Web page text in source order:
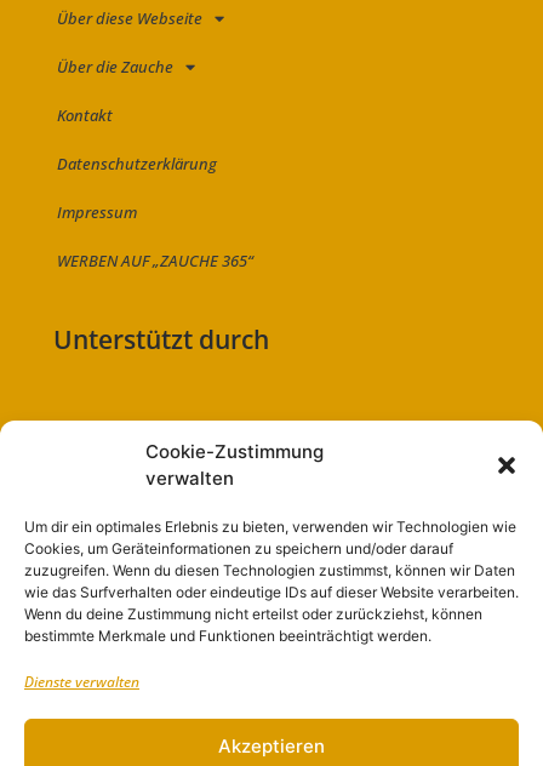
Cookie-Zustimmung
verwalten
Um dir ein optimales Erlebnis zu bieten, verwenden wir Technologien wie
Cookies, um Geräteinformationen zu speichern und/oder darauf
zuzugreifen. Wenn du diesen Technologien zustimmst, können wir Daten
wie das Surfverhalten oder eindeutige IDs auf dieser Website verarbeiten.
Wenn du deine Zustimmung nicht erteilst oder zurückziehst, können
bestimmte Merkmale und Funktionen beeinträchtigt werden.
Dienste verwalten
Akzeptieren
Über diese Webseite
Über die Zauche
Kontakt
Datenschutzerklärung
Impressum
WERBEN AUF „ZAUCHE 365“
Unterstützt durch
Folge uns auf:
Navigation